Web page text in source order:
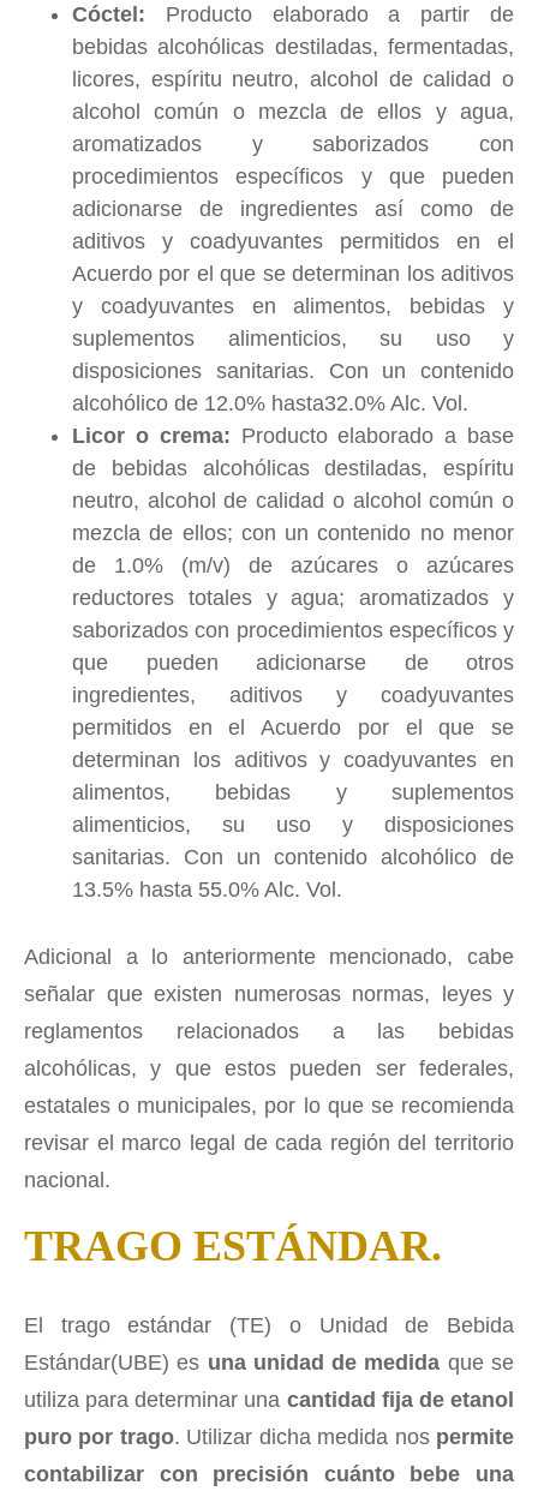
Cóctel: Producto elaborado a partir de
bebidas alcohólicas destiladas, fermentadas,
licores, espíritu neutro, alcohol de calidad o
alcohol común o mezcla de ellos y agua,
aromatizados y saborizados con
procedimientos específicos y que pueden
adicionarse de ingredientes así como de
aditivos y coadyuvantes permitidos en el
Acuerdo por el que se determinan los aditivos
y coadyuvantes en alimentos, bebidas y
suplementos alimenticios, su uso y
disposiciones sanitarias. Con un contenido
alcohólico de 12.0% hasta32.0% Alc. Vol.
Licor o crema: Producto elaborado a base
de bebidas alcohólicas destiladas, espíritu
neutro, alcohol de calidad o alcohol común o
mezcla de ellos; con un contenido no menor
de 1.0% (m/v) de azúcares o azúcares
reductores totales y agua; aromatizados y
saborizados con procedimientos específicos y
que pueden adicionarse de otros
ingredientes, aditivos y coadyuvantes
permitidos en el Acuerdo por el que se
determinan los aditivos y coadyuvantes en
alimentos, bebidas y suplementos
alimenticios, su uso y disposiciones
sanitarias. Con un contenido alcohólico de
13.5% hasta 55.0% Alc. Vol.
Adicional a lo anteriormente mencionado, cabe
señalar que existen numerosas normas, leyes y
reglamentos relacionados a las bebidas
alcohólicas, y que estos pueden ser federales,
estatales o municipales, por lo que se recomienda
revisar el marco legal de cada región del territorio
nacional.
TRAGO ESTÁNDAR.
El trago estándar (TE) o Unidad de Bebida
Estándar(UBE) es una unidad de medida que se
utiliza para determinar una cantidad fija de etanol
puro por trago. Utilizar dicha medida nos permite
contabilizar con precisión cuánto bebe una